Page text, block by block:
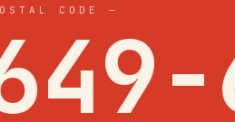
CODE —